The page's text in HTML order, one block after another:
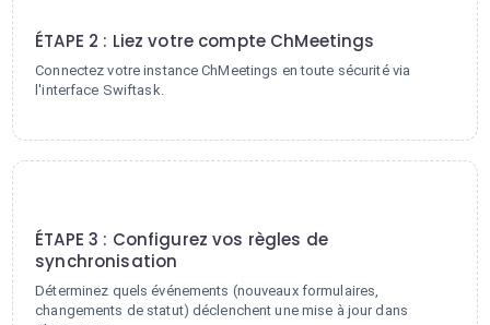
ÉTAPE 2 : Liez votre compte ChMeetings
Connectez votre instance ChMeetings en toute sécurité via
l'interface Swiftask.
ÉTAPE 3 : Configurez vos règles de
synchronisation
Déterminez quels événements (nouveaux formulaires,
changements de statut) déclenchent une mise à jour dans